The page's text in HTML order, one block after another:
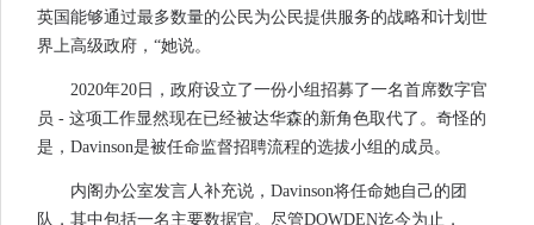
英国能够通过最多数量的公民为公民提供服务的战略和计划世
界上高级政府，“她说。
2020年20日，政府设立了一份小组招募了一名首席数字官
员 - 这项工作显然现在已经被达华森的新角色取代了。奇怪的
是，Davinson是被任命监督招聘流程的选拔小组的成员。
内阁办公室发言人补充说，Davinson将任命她自己的团
队，其中包括一名主要数据官。尽管DOWDEN迄今为止，